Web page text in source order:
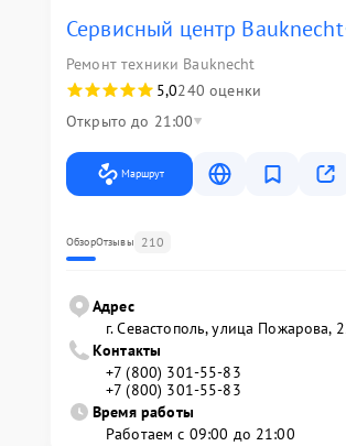
Сервисный центр Bauknecht
Ремонт техники Bauknecht
5,0240 оценки
Открыто до 21:00
Маршрут
ОбзорОтзывы 210
Адрес
г. Севастополь, улица Пожарова,
Контакты
+7 (800) 301-55-83
+7 (800) 301-55-83
Время работы
Работаем с 09:00 до 21:00